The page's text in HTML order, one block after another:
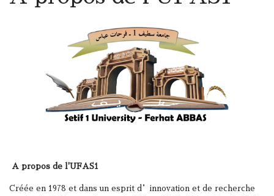
A propos de l'UFAS1
Créée en 1978 et dans un esprit d’innovation et de recherche